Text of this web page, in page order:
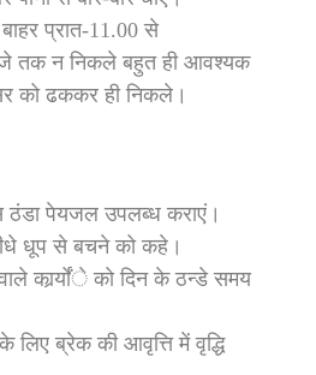
प्रात-11.00 से
तक न निकले बहुत ही आवश्यक
को ढककर ही निकले।
ठंडा पेयजल उपलब्ध कराएं।
धूप से बचने को कहे।
कार्र्योंे को दिन के ठन्डे समय
के लिए ब्रेक की आवृत्ति में वृद्धि